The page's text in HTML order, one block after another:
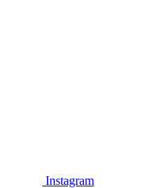
Instagram